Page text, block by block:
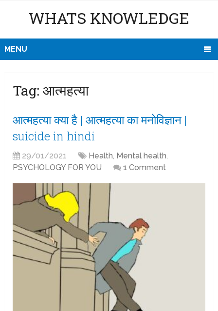
WHATS KNOWLEDGE
MENU
Tag:आत्महत्या
आत्महत्या क्या है | आत्महत्या का मनोविज्ञान |
suicide in hindi
29/01/2021 Health, Mental health,
PSYCHOLOGY FOR YOU
1 Comment